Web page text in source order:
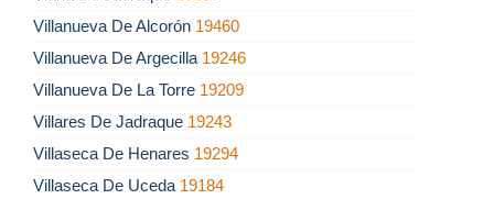
Villanueva De Alcorón 19460
Villanueva De Argecilla 19246
Villanueva De La Torre 19209
Villares De Jadraque 19243
Villaseca De Henares 19294
Villaseca De Uceda 19184